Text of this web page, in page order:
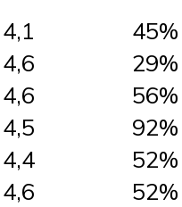
4,1
45%
4,6
29%
4,6
56%
4,5
92%
4,4
52%
4,6
52%